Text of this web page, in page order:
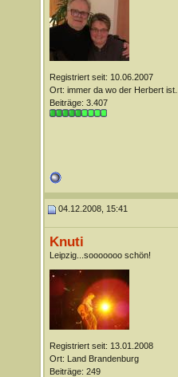
Registriert seit: 10.06.2007
Ort: immer da wo der Herbert ist...
Beiträge: 3.407
04.12.2008, 15:41
Knuti
Leipzig...sooooooo schön!
Registriert seit: 13.01.2008
Ort: Land Brandenburg
Beiträge: 249